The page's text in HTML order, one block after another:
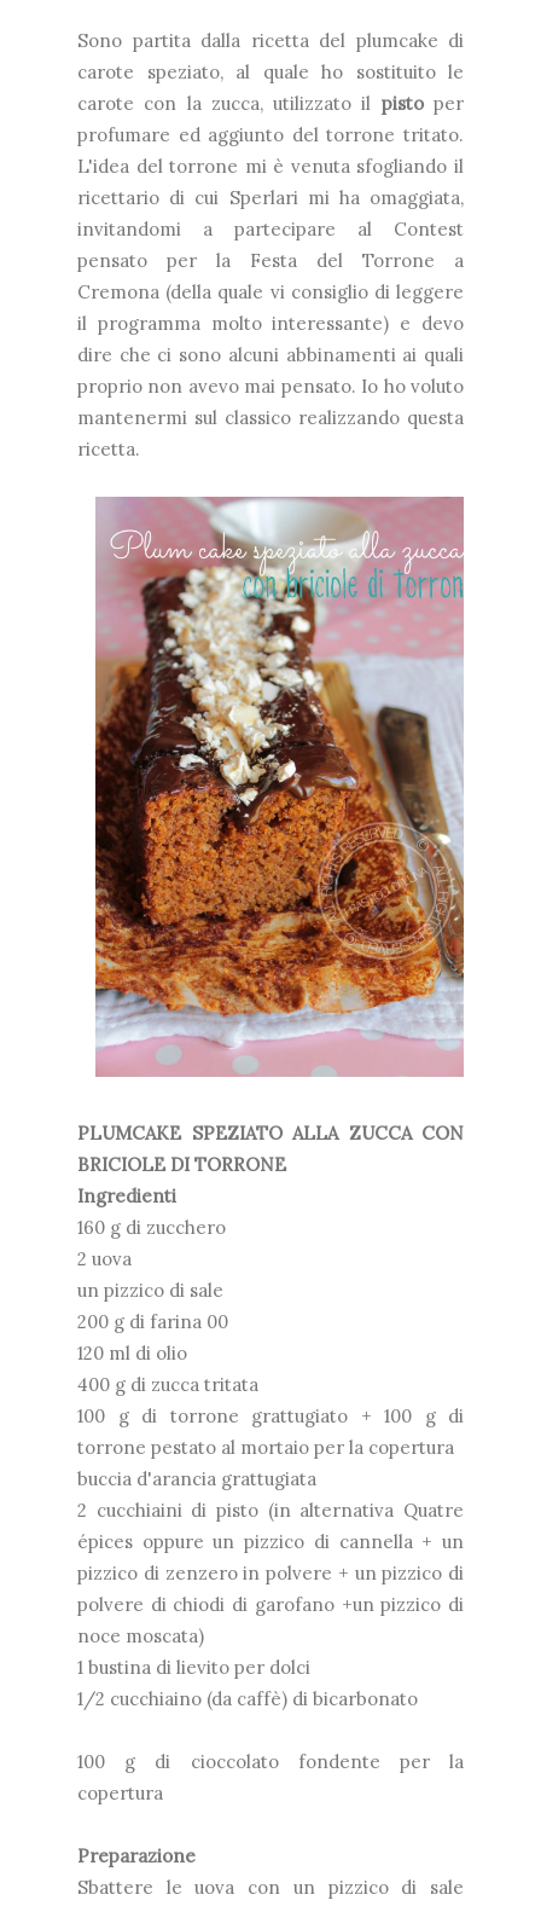
Sono partita dalla ricetta del plumcake di
carote speziato, al quale ho sostituito le
carote con la zucca, utilizzato il pistoper
profumare ed aggiunto del torrone tritato.
L'idea del torrone mi è venuta sfogliando il
ricettario di cui Sperlari mi ha omaggiata,
invitandomi a partecipare al Contest
pensato per la Festa del Torrone a
Cremona (della quale vi consiglio di leggere
il programma molto interessante) e devo
dire che ci sono alcuni abbinamenti ai quali
proprio non avevo mai pensato. Io ho voluto
mantenermi sul classico realizzando questa
ricetta.
PLUMCAKE SPEZIATO ALLA ZUCCA CON
BRICIOLE DI TORRONE
Ingredienti
160 g di zucchero
2 uova
un pizzico di sale
200 g di farina 00
120 ml di olio
400 g di zucca tritata
100 g di torrone grattugiato + 100 g di
torrone pestato al mortaio per la copertura
buccia d'arancia grattugiata
2 cucchiaini di pisto (in alternativa Quatre
épices oppure un pizzico di cannella + un
pizzico di zenzero in polvere + un pizzico di
polvere di chiodi di garofano +un pizzico di
noce moscata)
1 bustina di lievito per dolci
1/2 cucchiaino (da caffè) di bicarbonato
100 g di cioccolato fondente per la
copertura
Preparazione
Sbattere le uova con un pizzico di sale